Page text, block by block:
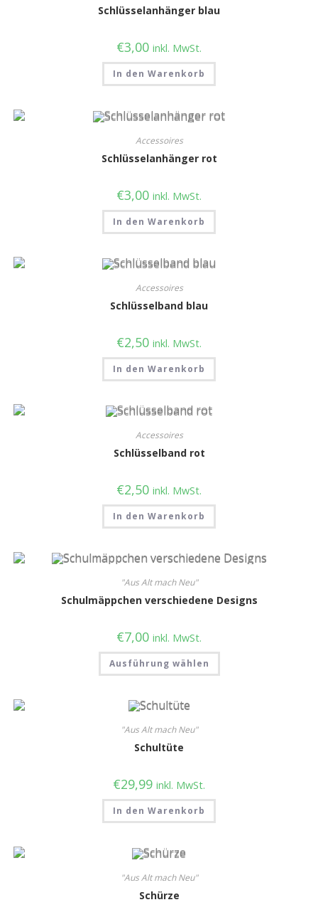
Schlüsselanhänger blau
€3,00 inkl. MwSt.
In den Warenkorb
Accessoires
Schlüsselanhänger rot
€3,00 inkl. MwSt.
In den Warenkorb
Accessoires
Schlüsselband blau
€2,50 inkl. MwSt.
In den Warenkorb
Accessoires
Schlüsselband rot
€2,50 inkl. MwSt.
In den Warenkorb
"Aus Alt mach Neu"
Schulmäppchen verschiedene Designs
€7,00 inkl. MwSt.
Ausführung wählen
"Aus Alt mach Neu"
Schultüte
€29,99 inkl. MwSt.
In den Warenkorb
"Aus Alt mach Neu"
Schürze